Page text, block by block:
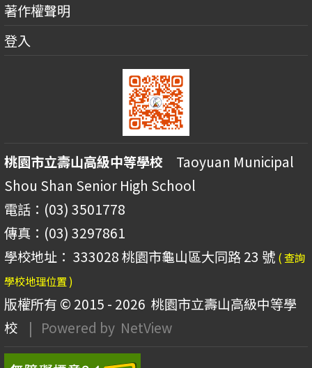
著作權聲明
登入
桃園市立壽山高級中等學校 Taoyuan Municipal
Shou Shan Senior High School
電話：(03) 3501778
傳真：(03) 3297861
學校地址： 333028 桃園市龜山區大同路 23 號 ( 查詢
學校地理位置 )
版權所有 © 2015 - 2026 桃園市立壽山高級中等學
校
| Powered by NetView